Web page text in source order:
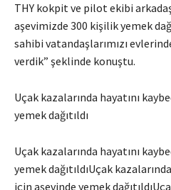
THY kokpit ve pilot ekibi
aşevimizde 300 kişilik yemek
sahibi vatandaşlarımızı
verdik” şeklinde konuştu.
Uçak kazalarında hayatını
yemek dağıtıldı
Uçak kazalarında hayatını
yemek dağıtıldıUçak
için aşevinde yemek